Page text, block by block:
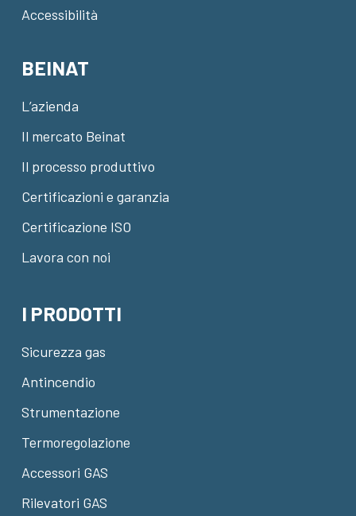
Accessibilità
BEINAT
L’azienda
Il mercato Beinat
Il processo produttivo
Certificazioni e garanzia
Certificazione ISO
Lavora con noi
I PRODOTTI
Sicurezza gas
Antincendio
Strumentazione
Termoregolazione
Accessori GAS
Rilevatori GAS